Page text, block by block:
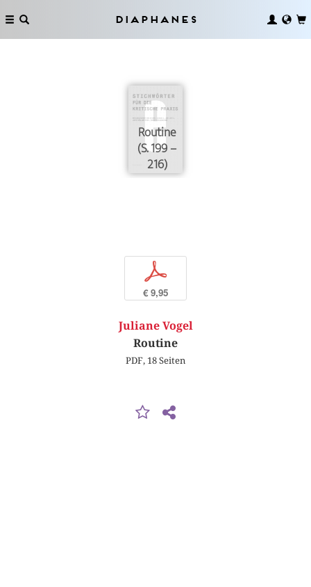
Diaphanes
Routine
(S. 199 –
216)
p
€ 9,95
Juliane Vogel
Routine
PDF, 18 Seiten